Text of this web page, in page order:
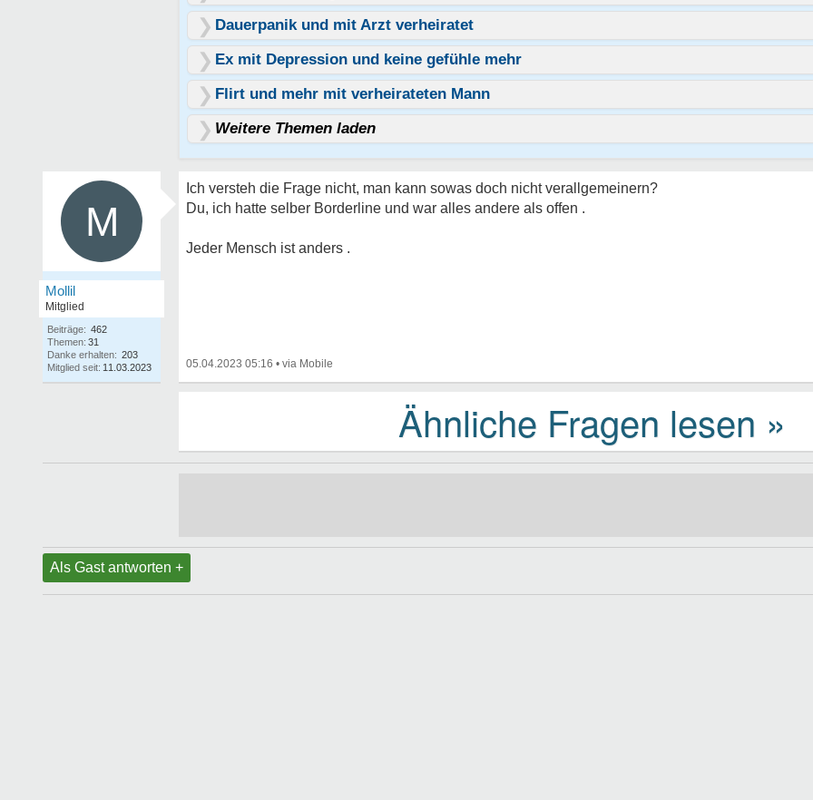
Dauerpanik und mit Arzt verheiratet
Ex mit Depression und keine gefühle mehr
Flirt und mehr mit verheirateten Mann
Weitere Themen laden
M
Mollil
Mitglied
Beiträge: 462
Themen: 31
Danke erhalten: 203
Mitglied seit: 11.03.2023
Ich versteh die Frage nicht, man kann sowas doch nicht verallgemeinern?
Du, ich hatte selber Borderline und war alles andere als offen .
Jeder Mensch ist anders .
05.04.2023 05:16 •
Als Gast antworten +